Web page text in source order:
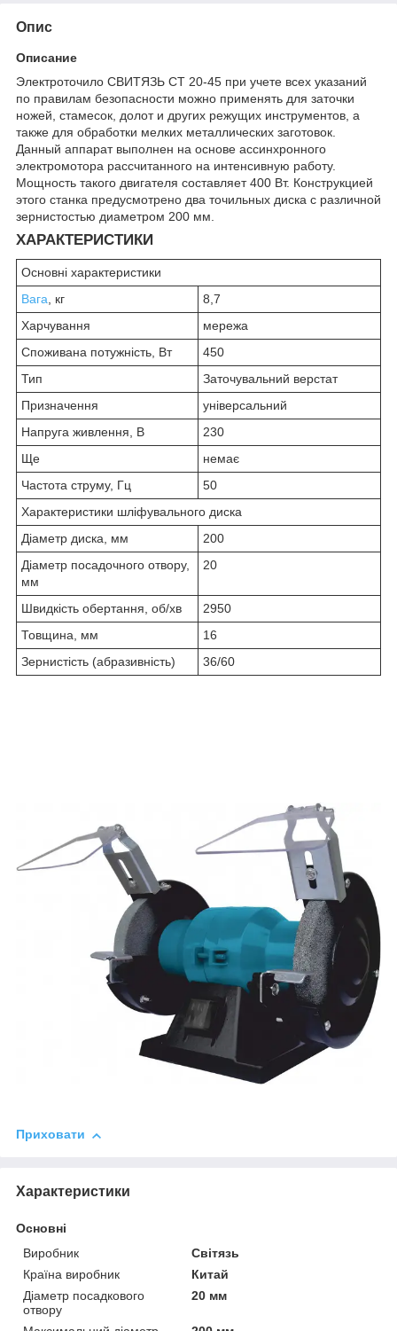
Опис
Описание
Электроточило СВИТЯЗЬ СТ 20-45 при учете всех указаний
по правилам безопасности можно применять для заточки
ножей, стамесок, долот и других режущих инструментов, а
также для обработки мелких металлических заготовок.
Данный аппарат выполнен на основе ассинхронного
электромотора рассчитанного на интенсивную работу.
Мощность такого двигателя составляет 400 Вт. Конструкцией
этого станка предусмотрено два точильных диска с различной
зернистостью диаметром 200 мм.
ХАРАКТЕРИСТИКИ
Основні характеристики
Вага , кг
8,7
Харчування
мережа
Споживана потужність, Вт
450
Тип
Заточувальний верстат
Призначення
універсальний
Напруга живлення, В
230
Ще
немає
Частота струму, Гц
50
Характеристики шліфувального диска
Діаметр диска, мм
200
Діаметр посадочного отвору,
мм
20
Швидкість обертання, об/хв
2950
Товщина, мм
16
Зернистість (абразивність)
36/60
Приховати
Характеристики
Основні
Виробник
Світязь
Країна виробник
Китай
Діаметр посадкового
отвору
20 мм